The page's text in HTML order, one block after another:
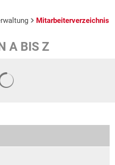
Mitarbeiterverzeichnis
A BIS Z